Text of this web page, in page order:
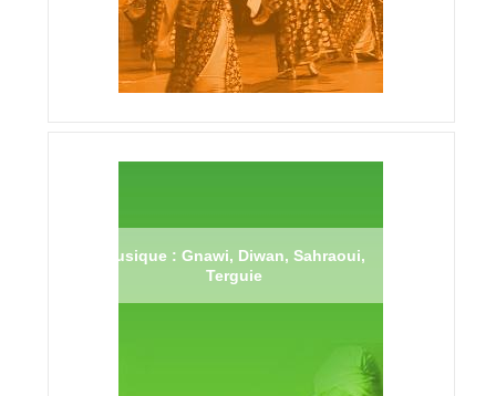
Musique : Gnawi, Diwan, Sahraoui,
Terguie